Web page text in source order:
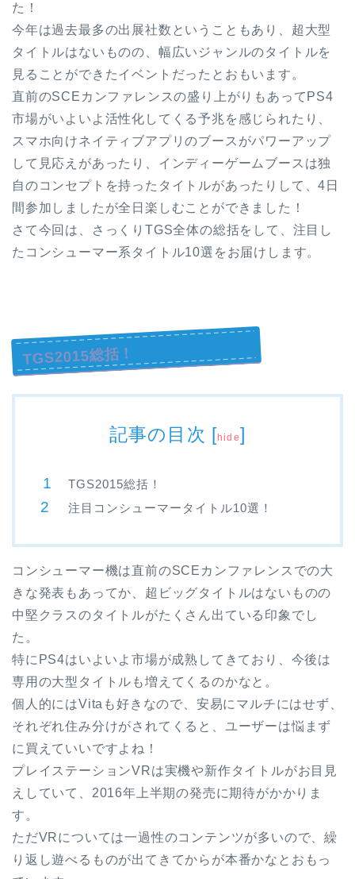
た！
今年は過去最多の出展社数ということもあり、超大型
タイトルはないものの、幅広いジャンルのタイトルを
見ることができたイベントだったとおもいます。
直前のSCEカンファレンスの盛り上がりもあってPS4
市場がいよいよ活性化してくる予兆を感じられたり、
スマホ向けネイティブアプリのブースがパワーアップ
して見応えがあったり、インディーゲームブースは独
自のコンセプトを持ったタイトルがあったりして、4日
間参加しましたが全日楽しむことができました！
さて今回は、さっくりTGS全体の総括をして、注目し
たコンシューマー系タイトル10選をお届けします。
TGS2015総括！
記事の目次 [hide]
TGS2015総括！
注目コンシューマータイトル10選！
コンシューマー機は直前のSCEカンファレンスでの大
きな発表もあってか、超ビッグタイトルはないものの
中堅クラスのタイトルがたくさん出ている印象でし
た。
特にPS4はいよいよ市場が成熟してきており、今後は
専用の大型タイトルも増えてくるのかなと。
個人的にはVitaも好きなので、安易にマルチにはせず、
それぞれ住み分けがされてくると、ユーザーは悩まず
に買えていいですよね！
プレイステーションVRは実機や新作タイトルがお目見
えしていて、2016年上半期の発売に期待がかかりま
す。
ただVRについては一過性のコンテンツが多いので、繰
り返し遊べるものが出てきてからが本番かなとおもっ